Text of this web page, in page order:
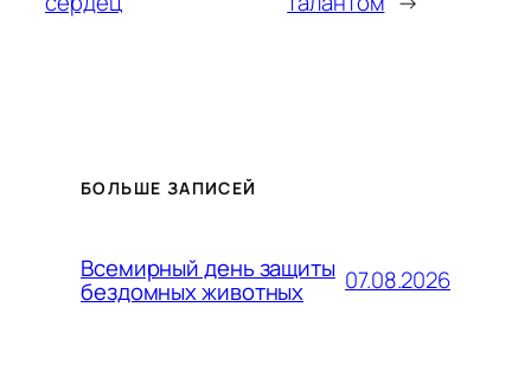
БОЛЬШЕ ЗАПИСЕЙ
Всемирный день защиты
бездомных животных 07.08.2026